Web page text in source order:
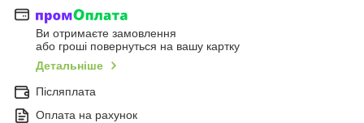
Ви отримаєте замовлення
або гроші повернуться на вашу картку
Детальніше
Післяплата
Оплата на рахунок